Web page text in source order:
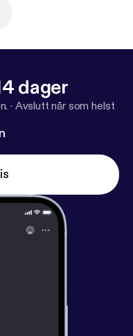
dager
· Avslutt når som helst